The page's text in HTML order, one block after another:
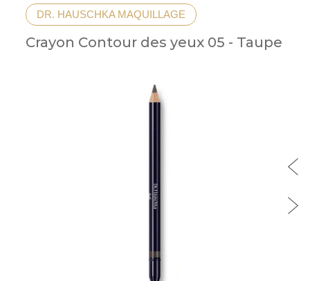
DR. HAUSCHKA MAQUILLAGE
Crayon Contour des yeux 05 - Taupe